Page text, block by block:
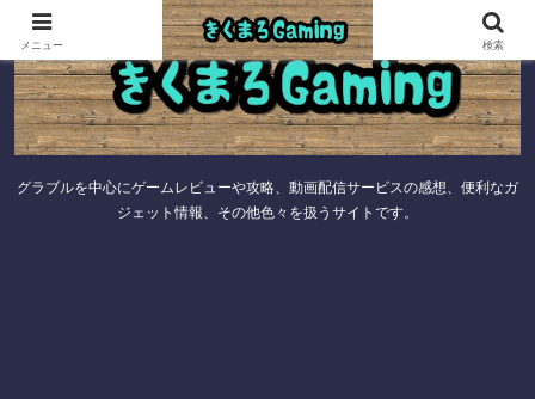
グラブルを中心にゲームレビューや攻略、動画配信サービスの感想、便利なガ
ジェット情報、その他色々を扱うサイトです。
メニュー 検索